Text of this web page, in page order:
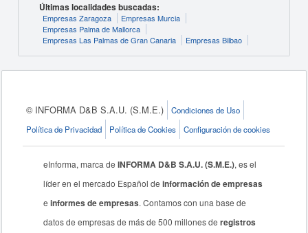
Últimas localidades buscadas:
Empresas Zaragoza
Empresas Murcia
Empresas Palma de Mallorca
Empresas Las Palmas de Gran Canaria
Empresas Bilbao
© INFORMA D&B S.A.U. (S.M.E.)
Condiciones de Uso
Política de Privacidad
Política de Cookies Configuración de cookies
eInforma, marca deINFORMA D&B S.A.U. (S.M.E.), es el
líder en el mercado Español deinformación de empresas
einformes de empresas. Contamos con una base de
datos de empresas de más de 500 millones deregistros